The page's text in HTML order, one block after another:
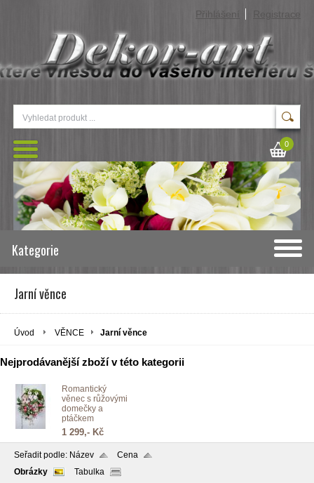
Přihlášení Registrace
0
Kategorie
Jarní věnce
Úvod VĚNCE Jarní věnce
Nejprodávanější zboží v této kategorii
Romantický
věnec s růžovými
domečky a
ptáčkem
1 299,- Kč
Seřadit podle: Název
Cena
Obrázky
Tabulka